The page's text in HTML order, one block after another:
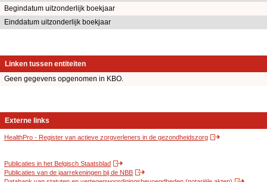
Begindatum uitzonderlijk boekjaar
Einddatum uitzonderlijk boekjaar
Linken tussen entiteiten
Geen gegevens opgenomen in KBO.
Externe links
HealthPro - Register van actieve zorgverleners in de gezondheidszorg
Publicaties in het Belgisch Staatsblad
Publicaties van de jaarrekeningen bij de NBB